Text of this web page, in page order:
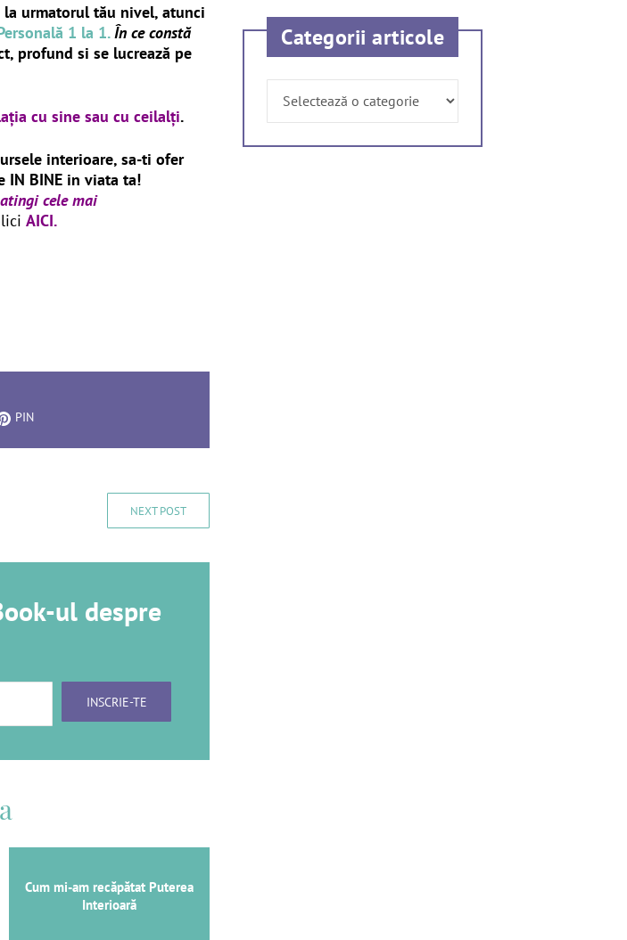
urmatorul tău nivel, atunci
1 la 1. În ce constă
profund si se lucrează pe
cu sine sau cu ceilalți.
interioare, sa-ti ofer
IN BINE in viata ta!
cele mai
AICI.
PIN
NEXT POST
ul despre
Cum mi-am recăpătat Puterea
Interioară
Categorii articole
Categorii
articole